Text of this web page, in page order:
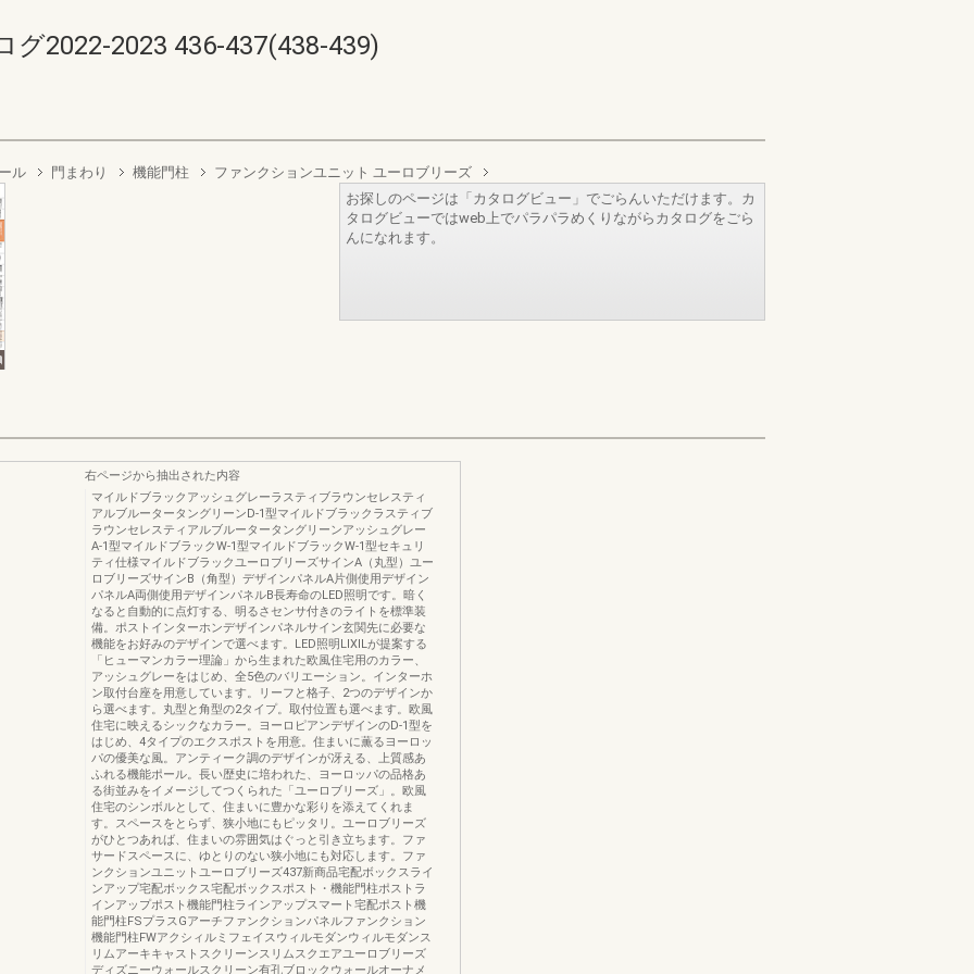
2022-2023 436-437(438-439)
ル 門まわり 機能門柱
ファンクションユニット ユーロブリーズ
お探しのページは「カタログビュー」でごらんいただけます。カ
タログビューではweb上でパラパラめくりながらカタログをごら
んになれます。
右ページから抽出された内容
マイルドブラックアッシュグレーラスティブラウンセレスティ
アルブルータータングリーンD-1型マイルドブラックラスティブ
ラウンセレスティアルブルータータングリーンアッシュグレー
A-1型マイルドブラックW-1型マイルドブラックW-1型セキュリ
ティ仕様マイルドブラックユーロブリーズサインA（丸型）ユー
ロブリーズサインB（角型）デザインパネルA片側使用デザイン
パネルA両側使用デザインパネルB長寿命のLED照明です。暗く
なると自動的に点灯する、明るさセンサ付きのライトを標準装
備。ポストインターホンデザインパネルサイン玄関先に必要な
機能をお好みのデザインで選べます。LED照明LIXILが提案する
「ヒューマンカラー理論」から生まれた欧風住宅用のカラー、
アッシュグレーをはじめ、全5色のバリエーション。インターホ
ン取付台座を用意しています。リーフと格子、2つのデザインか
ら選べます。丸型と角型の2タイプ。取付位置も選べます。欧風
住宅に映えるシックなカラー。ヨーロピアンデザインのD-1型を
はじめ、4タイプのエクスポストを用意。住まいに薫るヨーロッ
パの優美な風。アンティーク調のデザインが冴える、上質感あ
ふれる機能ポール。長い歴史に培われた、ヨーロッパの品格あ
る街並みをイメージしてつくられた「ユーロブリーズ」。欧風
住宅のシンボルとして、住まいに豊かな彩りを添えてくれま
す。スペースをとらず、狭小地にもピッタリ。ユーロブリーズ
がひとつあれば、住まいの雰囲気はぐっと引き立ちます。ファ
サードスペースに、ゆとりのない狭小地にも対応します。ファ
ンクションユニットユーロブリーズ437新商品宅配ボックスライ
ンアップ宅配ボックス宅配ボックスポスト・機能門柱ポストラ
インアップポスト機能門柱ラインアップスマート宅配ポスト機
能門柱FSプラスGアーチファンクションパネルファンクション
機能門柱FWアクシィルミフェイスウィルモダンウィルモダンス
リムアーキキャストスクリーンスリムスクエアユーロブリーズ
ディズニーウォールスクリーン有孔ブロックウォールオーナメ